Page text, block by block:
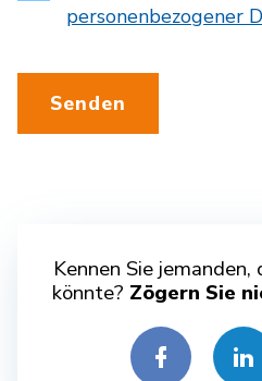
personenbezogener
Senden
Kennen Sie
könnte? Zögern Sie